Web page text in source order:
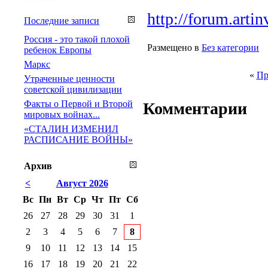
http://
Размещено в Без категории
«
Комментарии
Последние записи
Россия - это такой плохой
ребенок Европы
Маркс
Утраченные ценности
советской цивилизации
Факты о Первой и Второй
мировых войнах...
«СТАЛИН ИЗМЕНИЛ
РАСПИСАНИЕ ВОЙНЫ»
Архив
<
Август 2026
Вс Пн Вт Ср Чт Пт Сб
26
27 28 29 30 31
1
2
3 4 5 6 7
8
9
10 11 12 13 14
15
16
17 18 19 20 21
22